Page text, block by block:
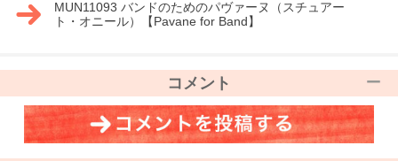
MUN11093 バンドのためのパヴァーヌ（スチュアー
ト・オニール）【Pavane for Band】
コメント